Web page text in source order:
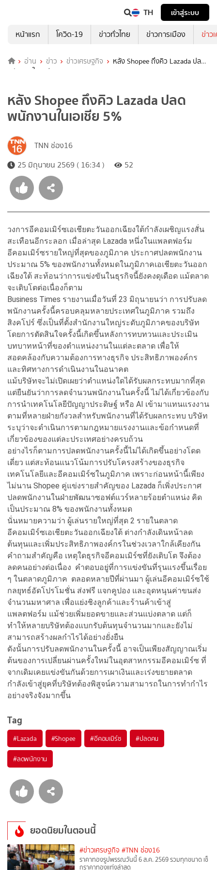
TH
เข้าสู่ระบบ
หน้าแรก
โควิด-19 ข่าวทั่วไทย ข่าวการเมือง ข่าว
อ่าน ข่าว ข่าวเศรษฐกิจ
หลัง Shopee ถึงคิว Lazada ปลด
พนักงานในเอเชีย 5%
หลัง Shopee ถึงคิว Lazada ปลด
พนักงานในเอเชีย 5%
TNN ช่อง16
25 มิถุนายน 2569 ( 16:34 )
52
วงการอีคอมเมิร์ซเอเชียตะวันออกเฉียงใต้กำลังเผชิญแรงสั่น
สะเทือนอีกระลอก เมื่อล่าสุด Lazada หนึ่งในแพลตฟอร์ม
อีคอมเมิร์ซรายใหญ่ที่สุดของภูมิภาค ประกาศปลดพนักงาน
ประมาณ 5% ของพนักงานทั้งหมดในภูมิภาคเอเชียตะวันออก
เฉียงใต้ สะท้อนว่าการแข่งขันในธุรกิจนี้ยังคงดุเดือด แม้ตลาด
จะเติบโตต่อเนื่องก็ตาม
Business Times รายงานเมื่อวันที่ 23 มิถุนายนว่า การปรับลด
พนักงานครั้งนี้ครอบคลุมหลายประเทศในภูมิภาค รวมถึง
สิงคโปร์ ซึ่งเป็นที่ตั้งสำนักงานใหญ่ระดับภูมิภาคของบริษัท
โดยการตัดสินใจครั้งนี้เกิดขึ้นหลังการทบทวนและประเมิน
บทบาทหน้าที่ของตำแหน่งงานในแต่ละตลาด เพื่อให้
สอดคล้องกับความต้องการทางธุรกิจ ประสิทธิภาพองค์กร
และทิศทางการดำเนินงานในอนาคต
แม้บริษัทจะไม่เปิดเผยว่าตำแหน่งใดได้รับผลกระทบมากที่สุด
แต่ยืนยันว่าการลดจำนวนพนักงานในครั้งนี้ ไม่ได้เกี่ยวข้องกับ
การนำเทคโนโลยีปัญญาประดิษฐ์ หรือ AI เข้ามาแทนแรงงาน
ตามที่หลายฝ่ายกังวลสำหรับพนักงานที่ได้รับผลกระทบ บริษัท
ระบุว่าจะดำเนินการตามกฎหมายแรงงานและข้อกำหนดที่
เกี่ยวข้องของแต่ละประเทศอย่างครบถ้วน
อย่างไรก็ตามการปลดพนักงานครั้งนี้ไม่ได้เกิดขึ้นอย่างโดด
เดี่ยว แต่สะท้อนแนวโน้มการปรับโครงสร้างของธุรกิจ
เทคโนโลยีและอีคอมเมิร์ซในภูมิภาค เพราะก่อนหน้านี้เพียง
ไม่นาน Shopee คู่แข่งรายสำคัญของ Lazada ก็เพิ่งประกาศ
ปลดพนักงานในฝ่ายพัฒนาซอฟต์แวร์หลายร้อยตำแหน่ง คิด
เป็นประมาณ 8% ของพนักงานทั้งหมด
นั่นหมายความว่า ผู้เล่นรายใหญ่ที่สุด 2 รายในตลาด
อีคอมเมิร์ซเอเชียตะวันออกเฉียงใต้ ต่างกำลังเดินหน้าลด
ต้นทุนและเพิ่มประสิทธิภาพองค์กรในช่วงเวลาใกล้เคียงกัน
คำถามสำคัญคือ เหตุใดธุรกิจอีคอมเมิร์ซที่ยังเติบโต จึงต้อง
ลดคนอย่างต่อเนื่อง คำตอบอยู่ที่การแข่งขันที่รุนแรงขึ้นเรื่อย
ๆ ในตลาดภูมิภาค ตลอดหลายปีที่ผ่านมา ผู้เล่นอีคอมเมิร์ซใช้
กลยุทธ์อัดโปรโมชั่น ส่งฟรี แจกคูปอง และอุดหนุนค่าขนส่ง
จำนวนมหาศาล เพื่อแย่งชิงลูกค้าและร้านค้าเข้าสู่
แพลตฟอร์ม แม้ช่วยเพิ่มยอดขายและส่วนแบ่งตลาด แต่ก็
ทำให้หลายบริษัทต้องแบกรับต้นทุนจำนวนมากและยังไม่
สามารถสร้างผลกำไรได้อย่างยั่งยืน
ดังนั้นการปรับลดพนักงานในครั้งนี้ อาจเป็นเพียงสัญญาณเริ่ม
ต้นของการเปลี่ยนผ่านครั้งใหม่ในอุตสาหกรรมอีคอมเมิร์ซ ที่
จากเดิมเคยแข่งขันกันด้วยการเผาเงินและเร่งขยายตลาด
กำลังเข้าสู่ยุคที่บริษัทต้องพิสูจน์ความสามารถในการทำกำไร
อย่างจริงจังมากขึ้น
Tag
#Lazada #Shopee #อีคอมเมิร์ซ #ปลดคน
#ลดพนักงาน
ยอดนิยมในตอนนี้
#ข่าวเศรษฐกิจ #TNN ช่อง16
ราคาทองรูปพรรณวันนี้ 6 ส.ค. 2569 รวมทุกขนาด เช็
กราคาทองแท่งล่าสุด